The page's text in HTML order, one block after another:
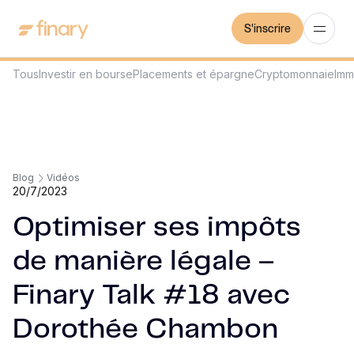
S'inscrire
TousInvestir en boursePlacements et épargneCryptomonnaie
Blog Vidéos
20/7/2023
Optimiser ses impôts
de manière légale –
Finary Talk #18 avec
Dorothée Chambon